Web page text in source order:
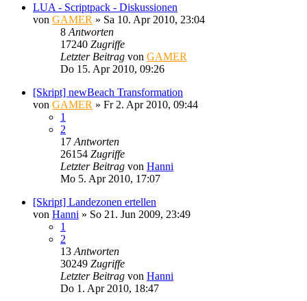
LUA - Scriptpack - Diskussionen
von GAMER » Sa 10. Apr 2010, 23:04
8 Antworten
17240 Zugriffe
Letzter Beitrag von GAMER
Do 15. Apr 2010, 09:26
[Skript] newBeach Transformation
von GAMER » Fr 2. Apr 2010, 09:44
1
2
17 Antworten
26154 Zugriffe
Letzter Beitrag von Hanni
Mo 5. Apr 2010, 17:07
[Skript] Landezonen ertellen
von Hanni » So 21. Jun 2009, 23:49
1
2
13 Antworten
30249 Zugriffe
Letzter Beitrag von Hanni
Do 1. Apr 2010, 18:47